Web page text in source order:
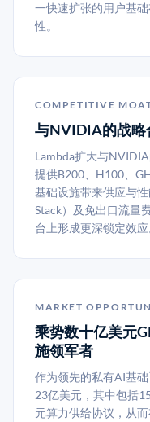
一快速扩张的用户基
性。
COMPETITIVE
与NVIDIA的战略
Lambda扩大与
提供B200、H100、
基础设施带来供应与
Stack）及免出口流量
台上形成更深锁定效应
MARKET
乘势数十亿美元
施领军者
作为领先的私有AI基
23亿美元，其中包括
元算力供给协议，从